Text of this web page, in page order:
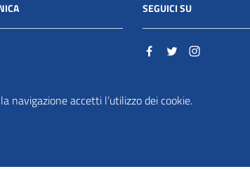
navigazione accetti l’utilizzo dei cookie.
SEGUICI SU